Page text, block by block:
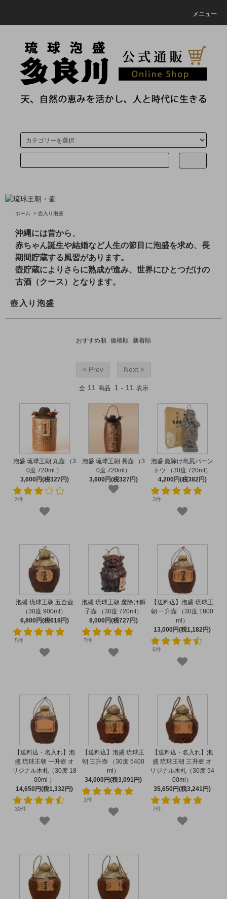
メニュー
ホーム > 壺入り泡盛
沖縄には昔から、
赤ちゃん誕生や結婚など人生の節目に泡盛を求め、長
期間貯蔵する風習があります。
壺貯蔵によりさらに熟成が進み、世界にひとつだけの
古酒（クース）となります。
壺入り泡盛
おすすめ順 価格順 新着順
< Prev Next >
全 11 商品 1 - 11 表示
泡盛 琉球王朝 丸壺 （3
0度 720ml ）
3,600円(税327円)
2件
泡盛 琉球王朝 長壺 （3
0度 720ml）
3,600円(税327円)
泡盛 魔除け島尻パーン
トウ （30度 720ml）
4,200円(税382円)
3件
泡盛 琉球王朝 五合壺
（30度 900ml）
6,800円(税618円)
5件
泡盛 琉球王朝 魔除け獅
子壺 （30度 720ml）
8,000円(税727円)
7件
【送料込】泡盛 琉球王
朝 一升壺 （30度 1800
ml）
13,000円(税1,182円)
6件
【送料込・名入れ】泡
盛 琉球王朝 一升壺 オ
リジナル木札（30度 18
00ml ）
14,650円(税1,332円)
30件
【送料込】泡盛 琉球王
朝 三升壺 （30度 5400
ml）
34,000円(税3,091円)
1件
【送料込・名入れ】泡
盛 琉球王朝 三升壺 オ
リジナル木札（30度 54
00ml）
35,650円(税3,241円)
7件